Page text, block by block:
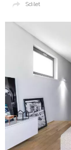
Sdílet